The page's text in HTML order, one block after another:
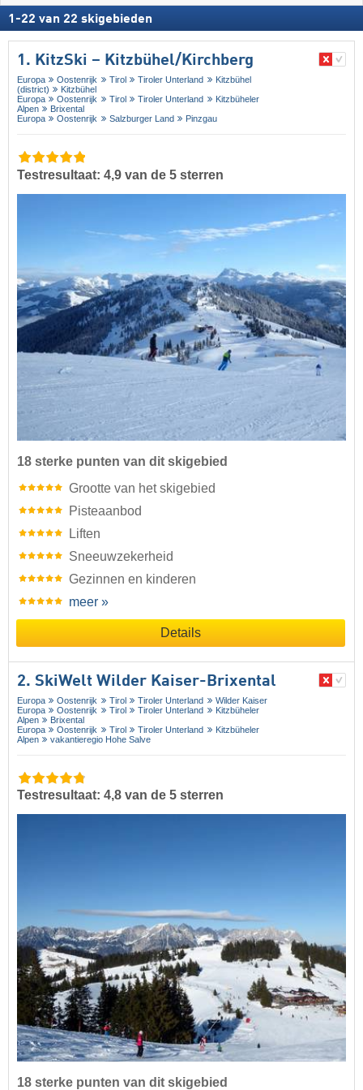
1 -22 van 22 skigebieden
1. KitzSki – Kitzbühel/​Kirchberg
Europa Oostenrijk Tirol Tiroler Unterland
Kitzbühel
(district)
Kitzbühel
Europa
Oostenrijk Tirol Tiroler Unterland
Kitzbüheler
Alpen
Brixental
Europa
Oostenrijk Salzburger Land Pinzgau
Testresultaat: 4,9 van de 5 sterren
18 sterke punten van dit skigebied
Grootte van het skigebied
Pisteaanbod
Liften
Sneeuwzekerheid
Gezinnen en kinderen
meer »
Details
2. SkiWelt Wilder Kaiser-Brixental
Europa Oostenrijk Tirol Tiroler Unterland
Wilder Kaiser
Europa
Oostenrijk Tirol Tiroler Unterland
Kitzbüheler
Alpen
Brixental
Europa
Oostenrijk Tirol Tiroler Unterland
Kitzbüheler
Alpen
vakantieregio Hohe Salve
Testresultaat: 4,8 van de 5 sterren
18 sterke punten van dit skigebied